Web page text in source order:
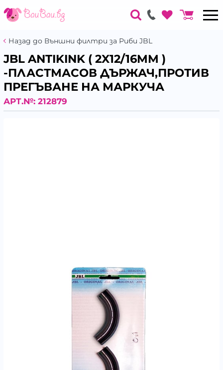
Назад до Външни филтри за Риби JBL
JBL ANTIKINK ( 2X12/16MM )
-ПЛАСТМАСОВ ДЪРЖАЧ,ПРОТИВ
ПРЕГЪВАНЕ НА МАРКУЧА
АРТ.№: 212879